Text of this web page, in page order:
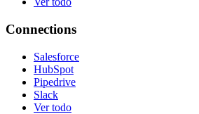
Connections
Salesforce
HubSpot
Pipedrive
Slack
Ver todo